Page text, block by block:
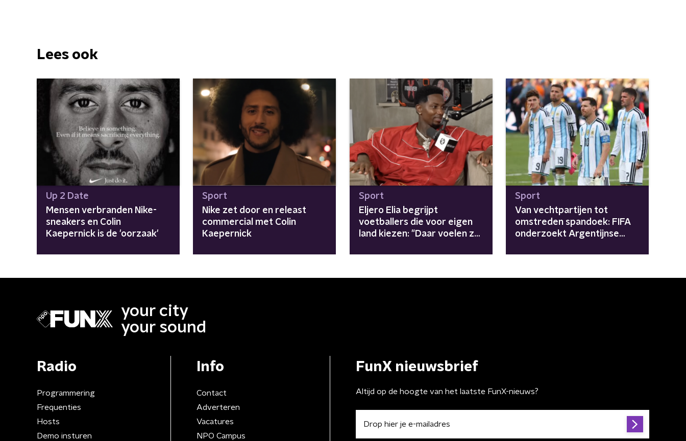
Lees ook
Up 2 Date
Mensen verbranden Nike-
sneakers en Colin
Kaepernick is de 'oorzaak'
Sport
Nike zet door en releast
commercial met Colin
Kaepernick
Sport
Eljero Elia begrijpt
voetballers die voor eigen
land kiezen: "Daar voelen ze
Sport
Van vechtpartijen tot
omstreden spandoek: FIFA
onderzoekt Argentijnse
your city
your sound
Radio
Programmering
Frequenties
Hosts
Demo insturen
Info
Contact
Adverteren
Vacatures
NPO Campus
FunX nieuwsbrief
Altijd op de hoogte van het laatste FunX-nieuws?